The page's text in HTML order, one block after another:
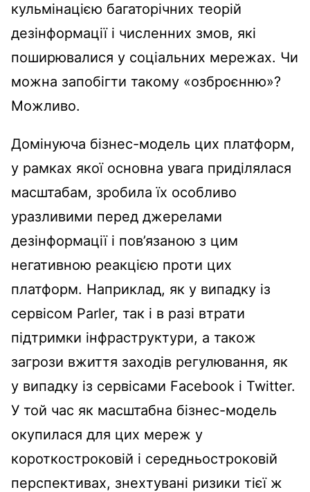
кульмінацією багаторічних теорій
дезінформації і численних змов, які
поширювалися у соціальних мережах. Чи
можна запобігти такому «озброєнню»?
Можливо.
Домінуюча бізнес-модель цих платформ,
у рамках якої основна увага приділялася
масштабам, зробила їх особливо
уразливими перед джерелами
дезінформації і пов’язаною з цим
негативною реакцією проти цих
платформ. Наприклад, як у випадку із
сервісом Parler, так і в разі втрати
підтримки інфраструктури, а також
загрози вжиття заходів регулювання, як
у випадку із сервісами Facebook і Twitter.
У той час як масштабна бізнес-модель
окупилася для цих мереж у
короткостроковій і середньостроковій
перспективах, знехтувані ризики тієї ж